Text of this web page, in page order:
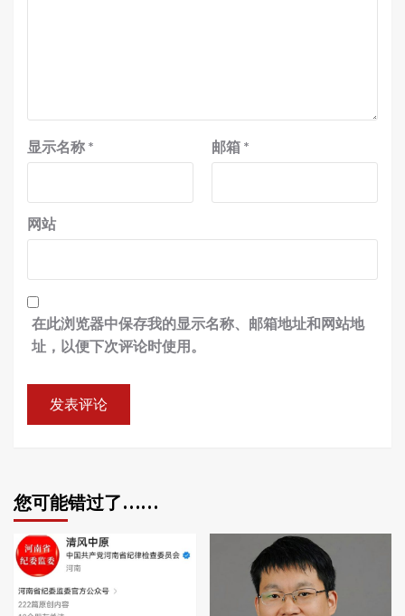
显示名称 * 邮箱 *
网站
在此浏览器中保存我的显示名称、邮箱地址和网站地
址，以便下次评论时使用。
您可能错过了……